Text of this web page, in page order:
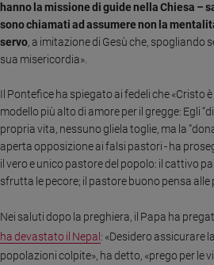
Volontariato
Diritti
di
valore
Caso
della
settimana
Migranti
e
inclusione
Costume
hanno la missione di guide nella Chiesa –
sono chiamati ad assumere non la
servo, a imitazione di Gesù che, spogliando
sua misericordia».
Il Pontefice ha spiegato ai fedeli che «Cristo
modello più alto di amore per il gregge: Egli
propria vita, nessuno gliela toglie, ma la
aperta opposizione ai falsi pastori - ha
il vero e unico pastore del popolo: il cattivo
sfrutta le pecore; il pastore buono pensa alle
Nei saluti dopo la preghiera, il Papa ha
ha devastato il Nepal : «Desidero assicurare
popolazioni colpite», ha detto, «prego per le